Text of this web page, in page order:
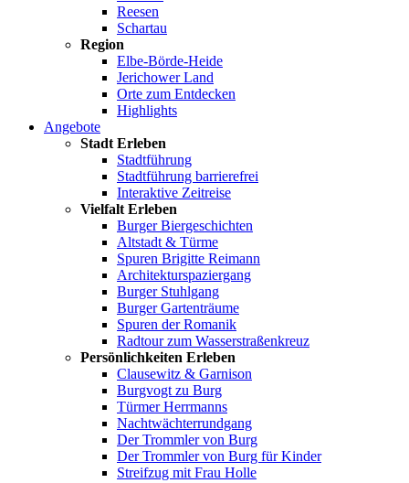
Reesen
Schartau
Region
Elbe-Börde-Heide
Jerichower Land
Orte zum Entdecken
Highlights
Angebote
Stadt Erleben
Stadtführung
Stadtführung barrierefrei
Interaktive Zeitreise
Vielfalt Erleben
Burger Biergeschichten
Altstadt & Türme
Spuren Brigitte Reimann
Architekturspaziergang
Burger Stuhlgang
Burger Gartenträume
Spuren der Romanik
Radtour zum Wasserstraßenkreuz
Persönlichkeiten Erleben
Clausewitz & Garnison
Burgvogt zu Burg
Türmer Herrmanns
Nachtwächterrundgang
Der Trommler von Burg
Der Trommler von Burg für Kinder
Streifzug mit Frau Holle